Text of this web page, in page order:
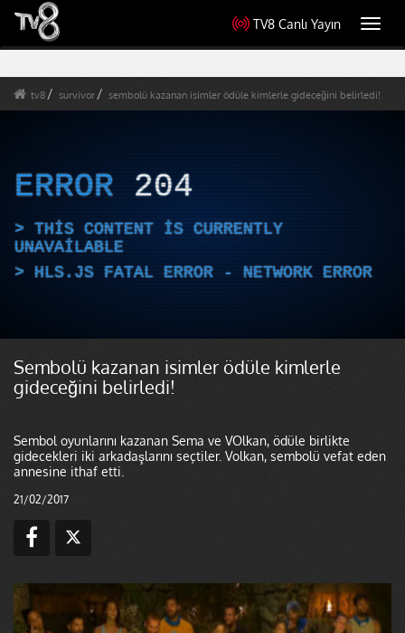
TV8 Canlı Yayın
tv8 survivor sembolü kazanan isimler ödüle kimlerle gideceğini belirledi!
ERROR 204
THIS CONTENT IS CURRENTLY
UNAVAILABLE
HLS.JS FATAL ERROR - NETWORK ERROR
Sembolü kazanan isimler ödüle kimlerle
gideceğini belirledi!
Sembol oyunlarını kazanan Sema ve VOlkan, ödüle birlikte
gidecekleri iki arkadaşlarını seçtiler. Volkan, sembolü vefat eden
annesine ithaf etti.
21/02/2017